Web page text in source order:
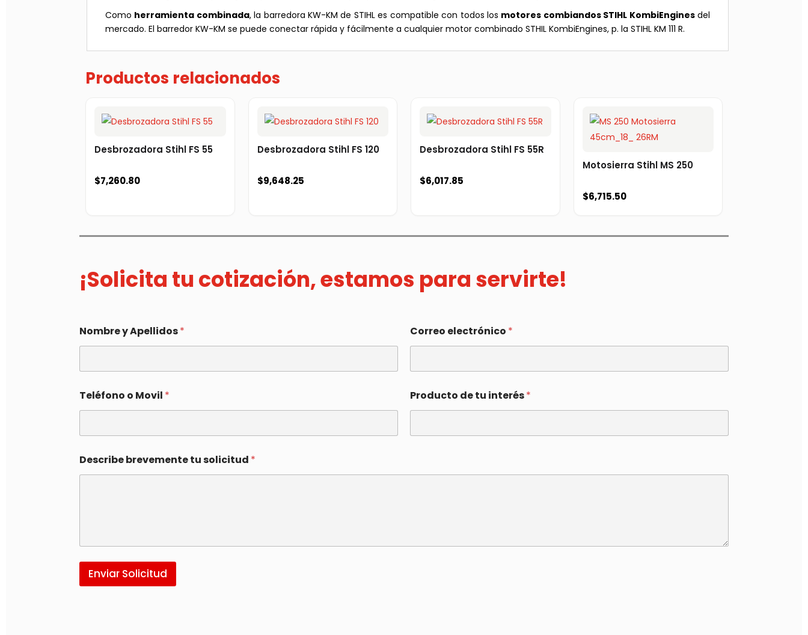
Como herramienta combinada, la barredora KW-KM de STIHL es compatible con todos los motores combiandos STIHL KombiEnginesdel
mercado. El barredor KW-KM se puede conectar rápida y fácilmente a cualquier motor combinado STHIL KombiEngines, p. la STIHL KM 111 R.
Productos relacionados
Desbrozadora Stihl FS 55
$7,260.80
Desbrozadora Stihl FS 120
$9,648.25
Desbrozadora Stihl FS 55R
$6,017.85
Motosierra Stihl MS 250
$6,715.50
¡Solicita tu cotización, estamos para servirte!
Nombre y Apellidos* Correo electrónico *
Teléfono o Movil * Producto de tu interés*
Describe brevemente tu solicitud *
Enviar Solicitud